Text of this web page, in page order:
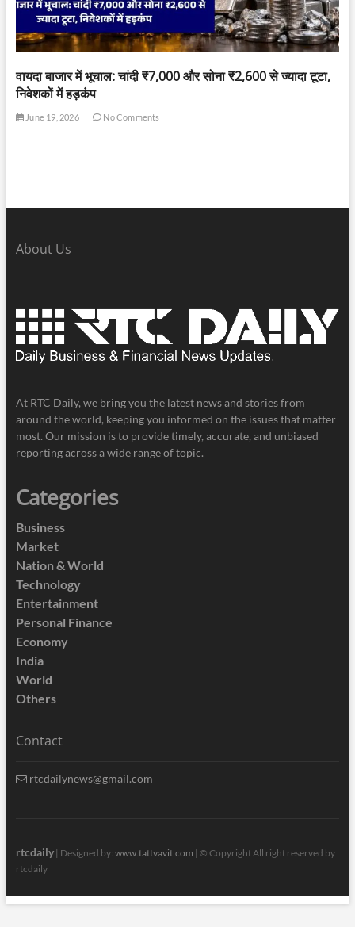
वायदा बाजार में भूचाल: चांदी ₹7,000 और सोना ₹2,600 से ज्यादा टूटा,
निवेशकों में हड़कंप
June 19, 2026 No Comments
About Us
At RTC Daily, we bring you the latest news and stories from
around the world, keeping you informed on the issues that matter
most. Our mission is to provide timely, accurate, and unbiased
reporting across a wide range of topic.
Categories
Business
Market
Nation & World
Technology
Entertainment
Personal Finance
Economy
India
World
Others
Contact
rtcdailynews@gmail.com
rtcdaily| Designed by: www.tattvavit.com | © Copyright All right reserved by
rtcdaily